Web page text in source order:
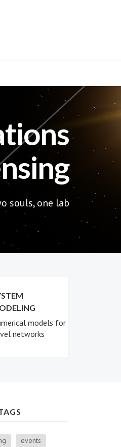
souls, one lab
models for
networks
events